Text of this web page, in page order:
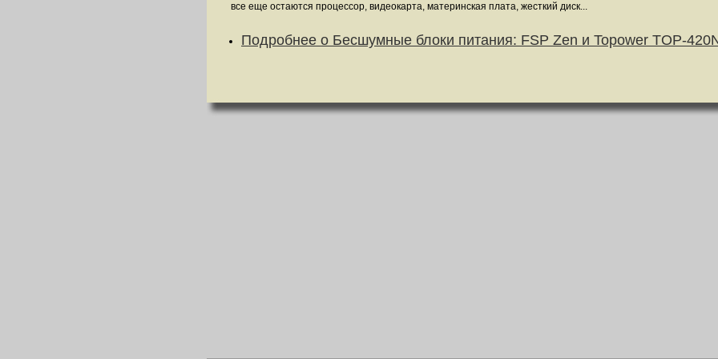
все еще остаются процессор, видеокарта, материнская плата, жесткий диск...
Подробнее о Бесшумные блоки питания: FSP Zen и Topower TOP-